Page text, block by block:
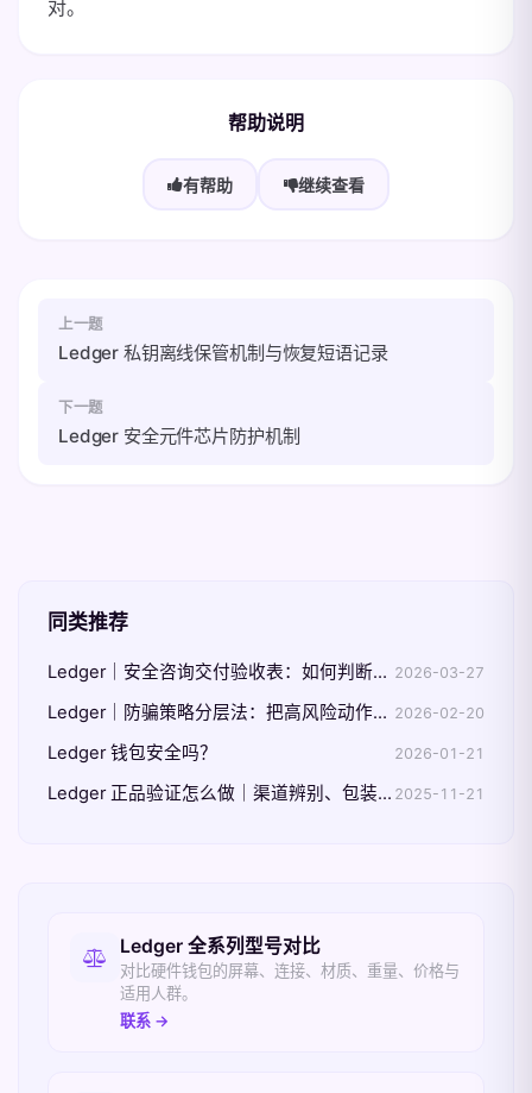
对。
帮助说明
有帮助 继续查看
上一题
Ledger 私钥离线保管机制与恢复短语记录
下一题
Ledger 安全元件芯片防护机制
同类推荐
Ledger｜安全咨询交付验收表：如何判断建议已真正落地 2026-03-27
Ledger｜防骗策略分层法：把高风险动作前置拦截 2026-02-20
Ledger 钱包安全吗？ 2026-01-21
Ledger 正品验证怎么做｜渠道辨别、包装核验与 Genuine Check 三步 2025-11-21
相关入口
Ledger 全系列型号对比
对比硬件钱包的屏幕、连接、材质、重量、价格与
适用人群。
联系 →